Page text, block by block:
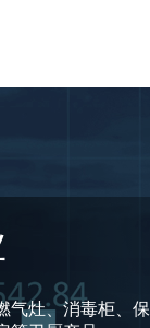
灶、消毒柜、